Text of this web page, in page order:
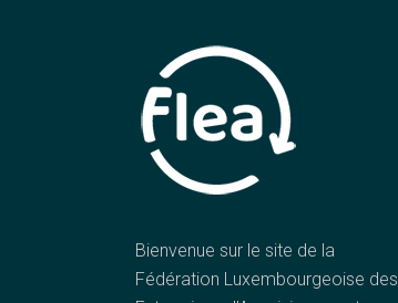
Bienvenue sur le site de la
Fédération Luxembourgeoise des